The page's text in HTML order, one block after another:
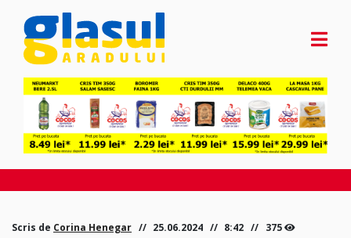
Scris de Corina Henegar 25.06.2024 8:42 375